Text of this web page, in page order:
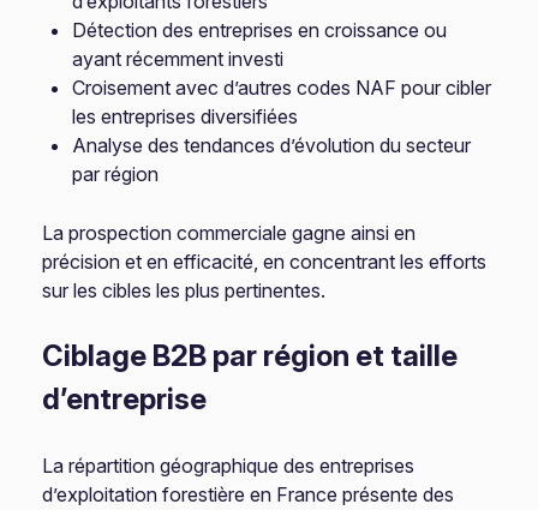
Détection des entreprises en croissance ou
ayant récemment investi
Croisement avec d’autres codes NAF pour cibler
les entreprises diversifiées
Analyse des tendances d’évolution du secteur
par région
La prospection commerciale gagne ainsi en
précision et en efficacité, en concentrant les efforts
sur les cibles les plus pertinentes.
Ciblage B2B par région et taille
d’entreprise
La répartition géographique des entreprises
d’exploitation forestière en France présente des